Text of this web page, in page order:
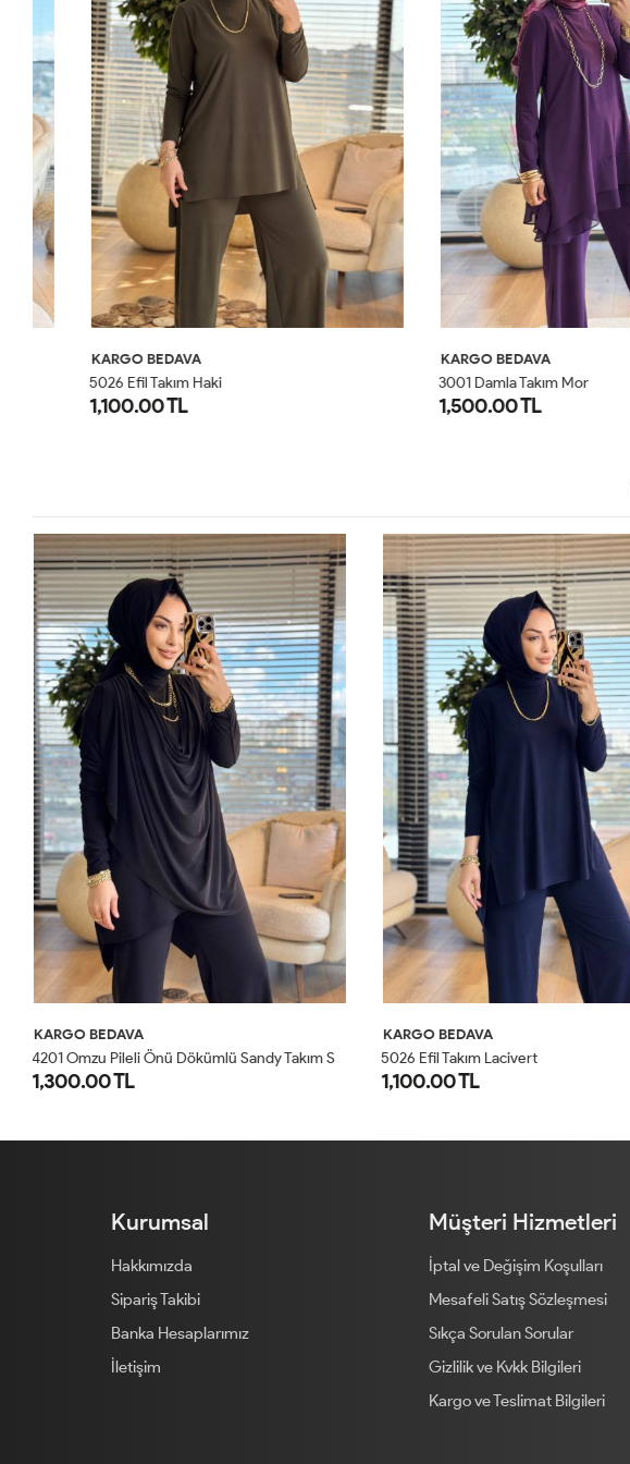
KARGO BEDAVA
5026 Efil Takım Haki
1,100.00 TL
KARGO BEDAVA
3001 Damla Takım Mor
1,500.00 TL
KARGO BEDAVA
5026 Efil Takım Lacivert
1,100.00 TL
KARGO BEDAVA
1,300.00 TL
Kurumsal
Hakkımızda
Sipariş Takibi
Banka Hesaplarımız
İletişim
Müşteri Hizmetleri
İptal ve Değişim Koşulları
Mesafeli Satış Sözleşmesi
Sıkça Sorulan Sorular
Gizlilik ve Kvkk Bilgileri
Kargo ve Teslimat Bilgileri